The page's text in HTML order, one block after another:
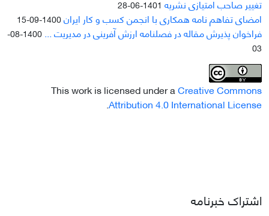
تغییر صاحب امتیازی نشریه 1401-06-28
امضای تفاهم نامه همکاری با انجمن کسب و کار ایران1400-09-15
فراخوان پذیرش مقاله در فصلنامه ارزش آفرینی در مدیریت ...
1400-08-
03
This work is licensed under aCreative Commons
Attribution 4.0 International License
.
اشتراک خبرنامه